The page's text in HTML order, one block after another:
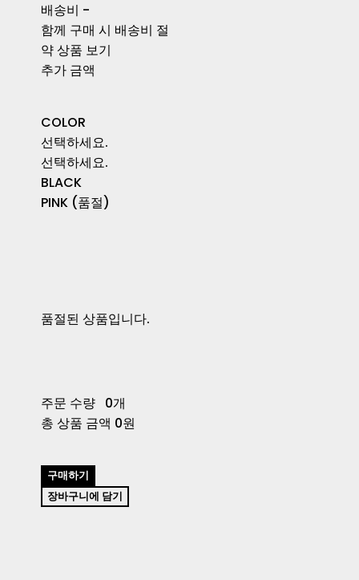
배송비 -
함께 구매 시 배송비 절
약 상품 보기
추가 금액
COLOR
선택하세요.
선택하세요.
BLACK
PINK (품절)
품절된 상품입니다.
주문 수량 0개
총 상품 금액 0원
구매하기
장바구니에 담기